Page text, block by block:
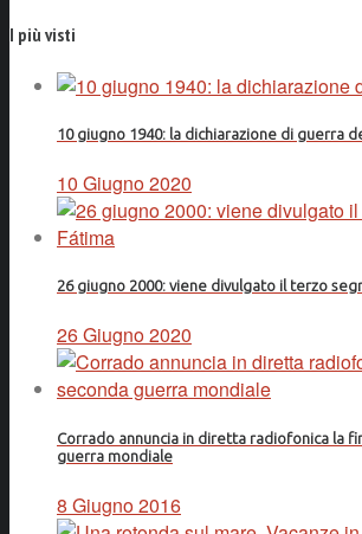
I più visti
10 giugno 1940: la dichiarazione di guerra
10 Giugno 2020
26 giugno 2000: viene divulgato il terzo
26 Giugno 2020
Corrado annuncia in diretta radiofonica la
guerra mondiale
8 Giugno 2016